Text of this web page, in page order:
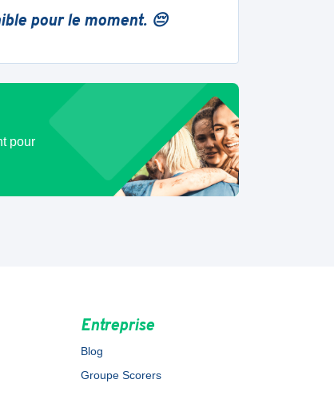
pour le moment. 😔
pour
Entreprise
Blog
Groupe Scorers